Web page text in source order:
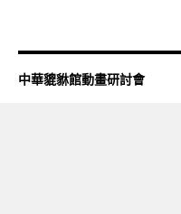
中華貔貅館動畫研討會